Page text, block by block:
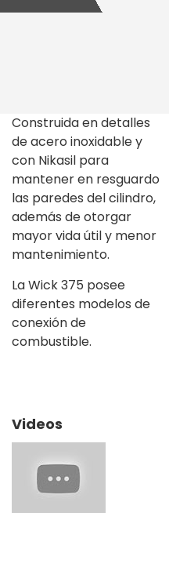
Construida en detalles
de acero inoxidable y
con Nikasil para
mantener en resguardo
las paredes del cilindro,
además de otorgar
mayor vida útil y menor
mantenimiento.
La Wick 375 posee
diferentes modelos de
conexión de
combustible.
Videos